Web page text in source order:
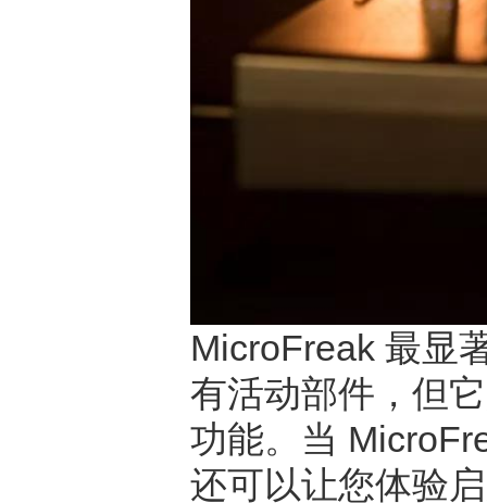
MicroFreak 最显
有活动部件，但
功能。当
还可以让您体验